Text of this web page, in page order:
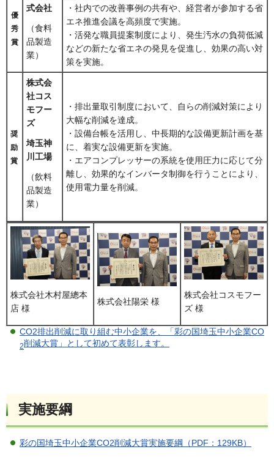
優
秀
賞
式会社
（食料
品製造
業）
・社内での改善事例の共有や、経営者が参加する省
エネ推進会議を高頻度で実施。
・活発な職員提案制度により、発生汚水の負荷低減
などの新たな省エネの発見を促進し、効果の高い対
策を実施。
奨
励
賞
株式会
社コス
モフー
ズ
埼玉神
川工場
（飲料
品製造
業）
・排出量取引制度において、自らの削減対策により
大幅な削減を達成。
・設備台帳を活用し、中長期的な設備更新計画を基
に、着実な設備更新を実施。
・エアコンプレッサーの系統を使用圧力に応じて分
離し、効果的なインバータ制御を行うことにより、
使用電力量を削減。
株式会社木村屋總本
店 様
株式会社陽栄 様
株式会社コスモフー
ズ 様
CO2排出削減に取り組む中小企業を、「彩の国埼玉中小企業CO
2削減大賞」として初めて表彰します。
実施要綱
彩の国埼玉中小企業CO2削減大賞実施要綱（PDF：129KB）